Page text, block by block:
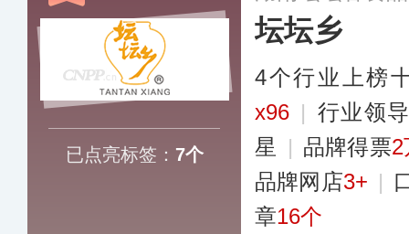
已点亮标签： 7个
坛坛乡
4个行业上榜
x96 | 行业领
星
| 品牌得票2
品牌网店3+ |
章16个